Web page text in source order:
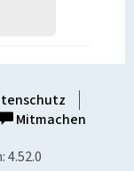
Mitmachen
4.52.0